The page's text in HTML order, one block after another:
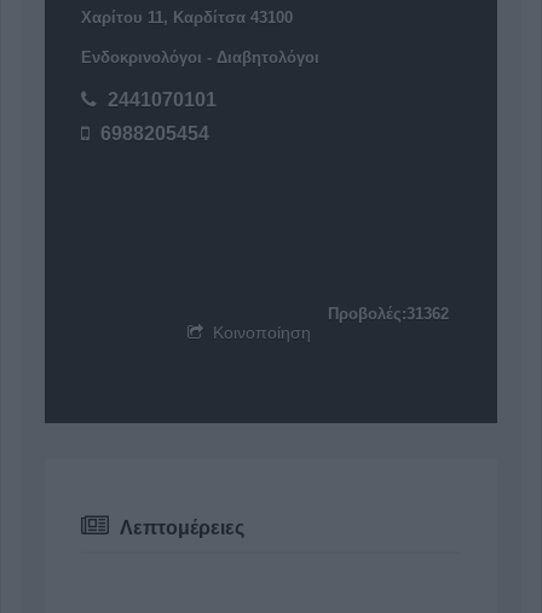
Χαρίτου 11, Καρδίτσα 43100
Ενδοκρινολόγοι - Διαβητολόγοι
2441070101
6988205454
Προβολές:31362
Κοινοποίηση
Λεπτομέρειες